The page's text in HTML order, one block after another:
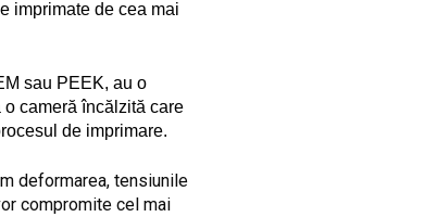
imprimate de cea mai
sau PEEK, au o
o cameră încălzită care
de imprimare.
deformarea, tensiunile
compromite cel mai